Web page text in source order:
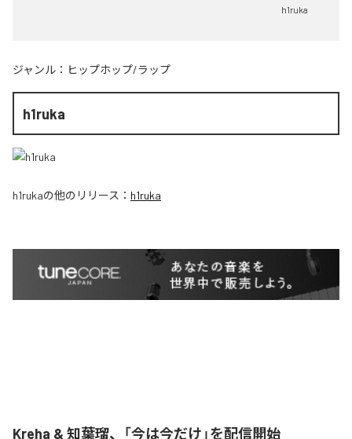
h1ruka
ジャンル： ヒップホップ/ラップ
h1ruka
h1rukaの他のリリース： h1ruka
Kreha & 知葉瑠、「今は今だけ」を配信開始